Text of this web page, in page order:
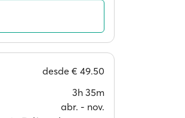
desde € 49.50
3h 35m
abr. ‐ nov.